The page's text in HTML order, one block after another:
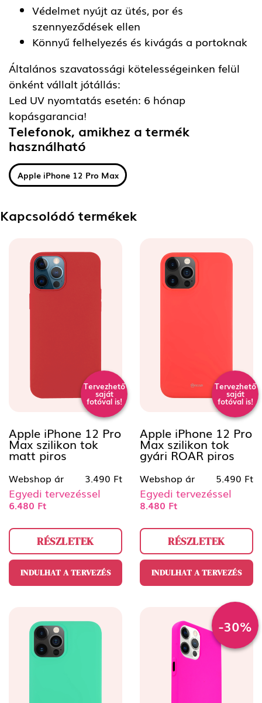
Védelmet nyújt az ütés, por és
szennyeződések ellen
Könnyű felhelyezés és kivágás a portoknak
Általános szavatossági kötelességeinken felül
önként vállalt jótállás:
Led UV nyomtatás esetén: 6 hónap
kopásgarancia!
Telefonok, amikhez a termék
használható
Apple iPhone 12 Pro Max
Kapcsolódó termékek
Tervezhető
saját
fotóval is!
Apple iPhone 12 Pro
Max szilikon tok
matt piros
Webshop ár 3.490 Ft
Egyedi tervezéssel
6.480 Ft
RÉSZLETEK
INDULHAT A TERVEZÉS
Tervezhető
saját
fotóval is!
Apple iPhone 12 Pro
Max szilikon tok
gyári ROAR piros
Webshop ár 5.490 Ft
Egyedi tervezéssel
8.480 Ft
RÉSZLETEK
INDULHAT A TERVEZÉS
-30%